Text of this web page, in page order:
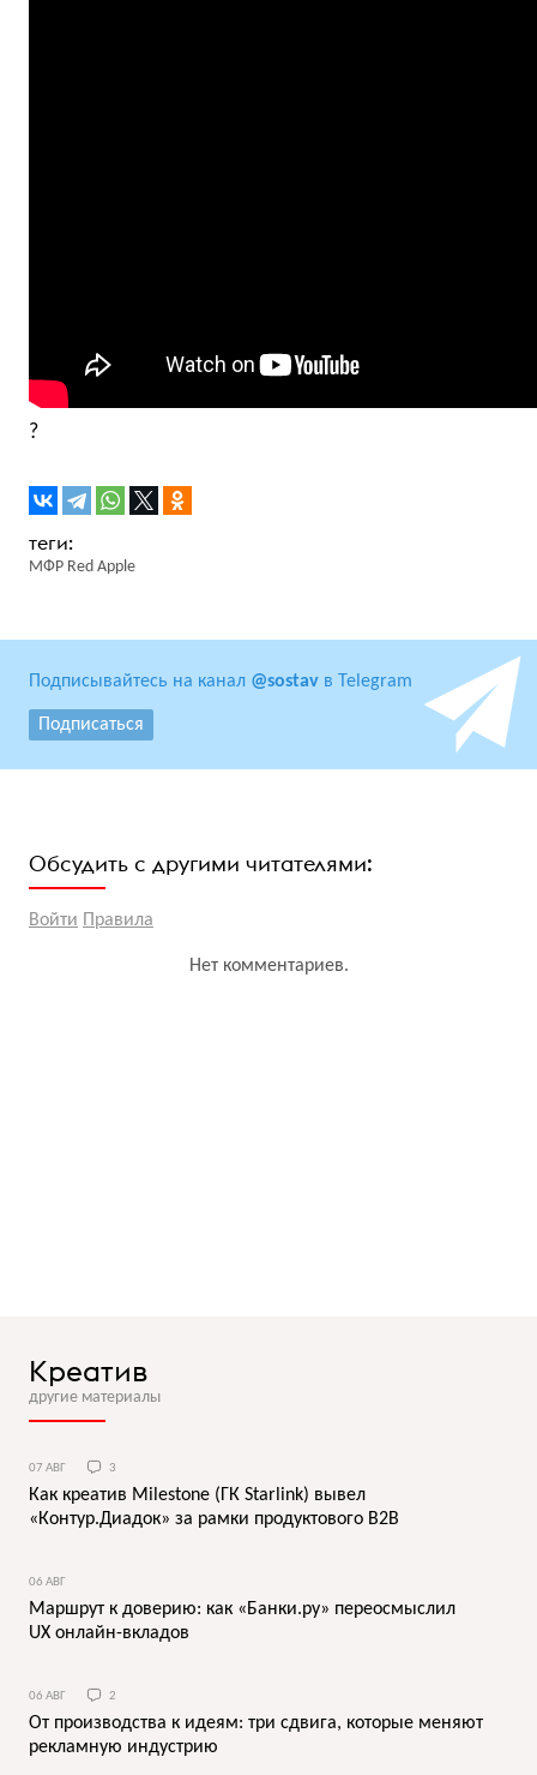
?
МФР Red Apple
Подписывайтесь на канал @sostav в Telegram
Подписаться
Обсудить с другими читателями:
Войти Правила
Нет комментариев.
Креатив
другие материалы
07 АВГ 3
Как креатив Milestone (ГК Starlink) вывел
«Контур.Диадок» за рамки продуктового B2B
06 АВГ
Маршрут к доверию: как «Банки.ру» переосмыслил
UX онлайн-вкладов
06 АВГ 2
От производства к идеям: три сдвига, которые меняют
рекламную индустрию